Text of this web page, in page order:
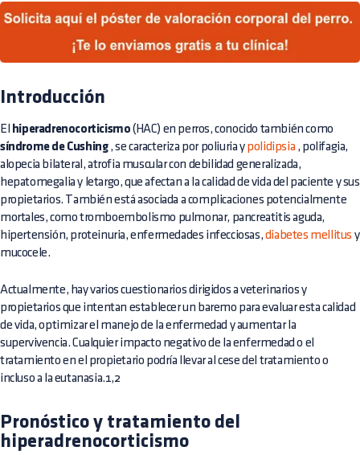
Introducción
El hiperadrenocorticismo (HAC) en perros, conocido también como
síndrome de Cushing, se caracteriza por poliuria y polidipsia , polifagia,
alopecia bilateral, atrofia muscular con debilidad generalizada,
hepatomegalia y letargo, que afectan a la calidad de vida del paciente y sus
propietarios. También está asociada a complicaciones potencialmente
mortales, como tromboembolismo pulmonar, pancreatitis aguda,
hipertensión, proteinuria, enfermedades infecciosas, diabetes mellitus y
mucocele.
Actualmente, hay varios cuestionarios dirigidos a veterinarios y
propietarios que intentan establecer un baremo para evaluar esta calidad
de vida, optimizar el manejo de la enfermedad y aumentar la
supervivencia. Cualquier impacto negativo de la enfermedad o el
tratamiento en el propietario podría llevar al cese del tratamiento o
incluso a la eutanasia.1,2
Pronóstico y tratamiento del
hiperadrenocorticismo